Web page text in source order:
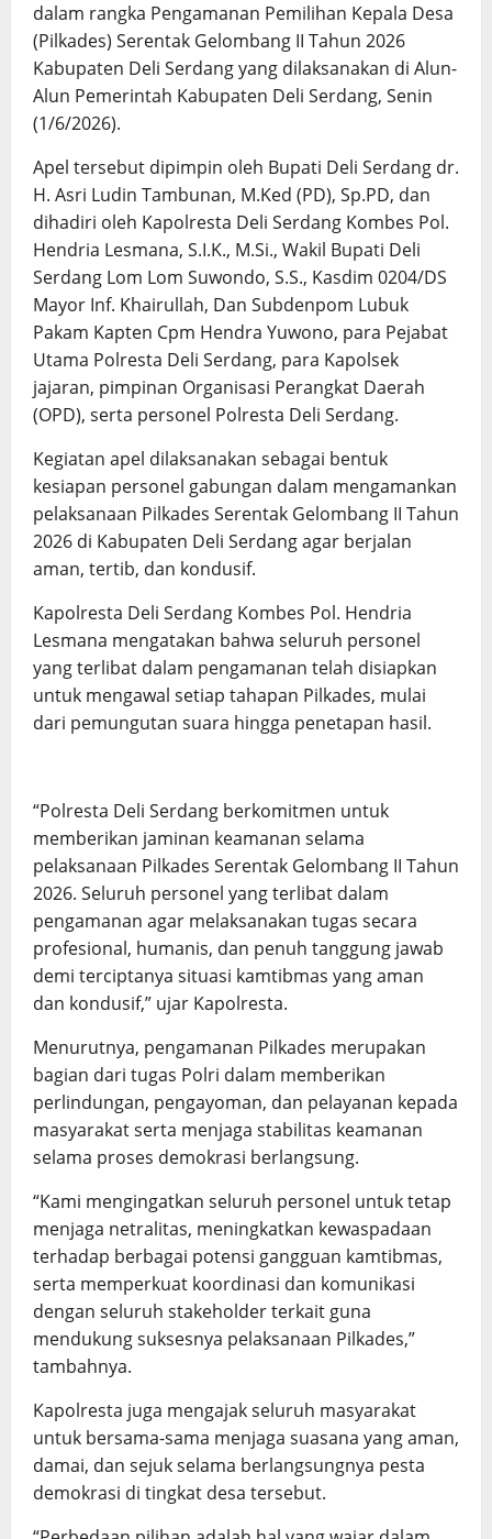
dalam rangka Pengamanan Pemilihan Kepala Desa
(Pilkades) Serentak Gelombang II Tahun 2026
Kabupaten Deli Serdang yang dilaksanakan di Alun-
Alun Pemerintah Kabupaten Deli Serdang, Senin
(1/6/2026).
Apel tersebut dipimpin oleh Bupati Deli Serdang dr.
H. Asri Ludin Tambunan, M.Ked (PD), Sp.PD, dan
dihadiri oleh Kapolresta Deli Serdang Kombes Pol.
Hendria Lesmana, S.I.K., M.Si., Wakil Bupati Deli
Serdang Lom Lom Suwondo, S.S., Kasdim 0204/DS
Mayor Inf. Khairullah, Dan Subdenpom Lubuk
Pakam Kapten Cpm Hendra Yuwono, para Pejabat
Utama Polresta Deli Serdang, para Kapolsek
jajaran, pimpinan Organisasi Perangkat Daerah
(OPD), serta personel Polresta Deli Serdang.
Kegiatan apel dilaksanakan sebagai bentuk
kesiapan personel gabungan dalam mengamankan
pelaksanaan Pilkades Serentak Gelombang II Tahun
2026 di Kabupaten Deli Serdang agar berjalan
aman, tertib, dan kondusif.
Kapolresta Deli Serdang Kombes Pol. Hendria
Lesmana mengatakan bahwa seluruh personel
yang terlibat dalam pengamanan telah disiapkan
untuk mengawal setiap tahapan Pilkades, mulai
dari pemungutan suara hingga penetapan hasil.
“Polresta Deli Serdang berkomitmen untuk
memberikan jaminan keamanan selama
pelaksanaan Pilkades Serentak Gelombang II Tahun
2026. Seluruh personel yang terlibat dalam
pengamanan agar melaksanakan tugas secara
profesional, humanis, dan penuh tanggung jawab
demi terciptanya situasi kamtibmas yang aman
dan kondusif,” ujar Kapolresta.
Menurutnya, pengamanan Pilkades merupakan
bagian dari tugas Polri dalam memberikan
perlindungan, pengayoman, dan pelayanan kepada
masyarakat serta menjaga stabilitas keamanan
selama proses demokrasi berlangsung.
“Kami mengingatkan seluruh personel untuk tetap
menjaga netralitas, meningkatkan kewaspadaan
terhadap berbagai potensi gangguan kamtibmas,
serta memperkuat koordinasi dan komunikasi
dengan seluruh stakeholder terkait guna
mendukung suksesnya pelaksanaan Pilkades,”
tambahnya.
Kapolresta juga mengajak seluruh masyarakat
untuk bersama-sama menjaga suasana yang aman,
damai, dan sejuk selama berlangsungnya pesta
demokrasi di tingkat desa tersebut.